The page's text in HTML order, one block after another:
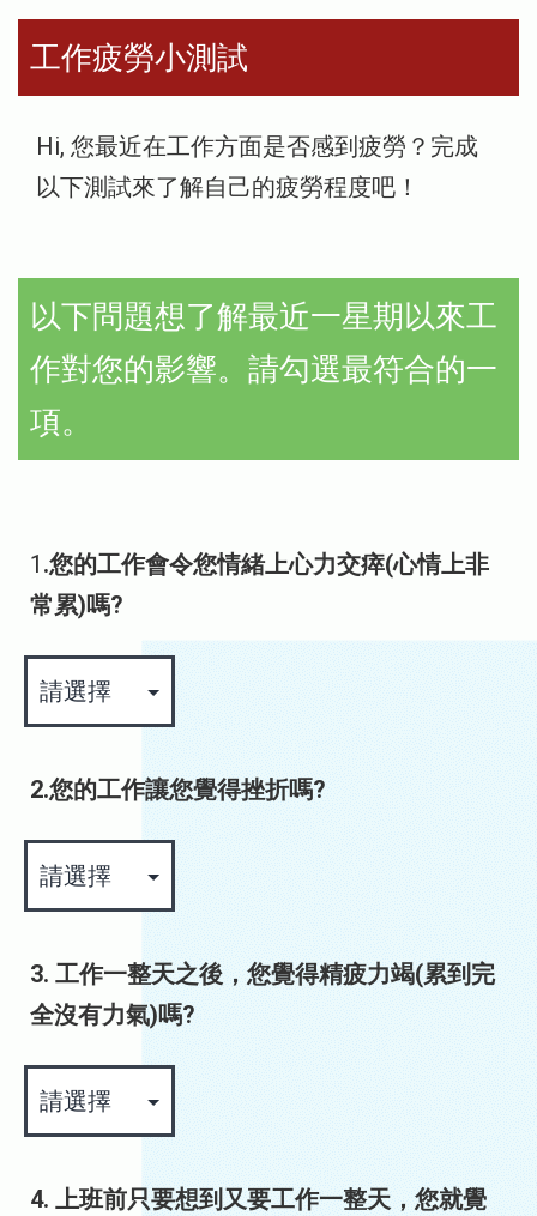
工作疲勞小測試
Hi, 您最近在工作方面是否感到疲勞？完成
以下測試來了解自己的疲勞程度吧！
以下問題想了解最近一星期以來工
作對您的影響。請勾選最符合的一
項。
1 .您的工作會令您情緒上心力交瘁(心情上非
常累)嗎?
2.您的工作讓您覺得挫折嗎?
3. 工作一整天之後，您覺得精疲力竭(累到完
全沒有力氣)嗎?
4. 上班前只要想到又要工作一整天，您就覺